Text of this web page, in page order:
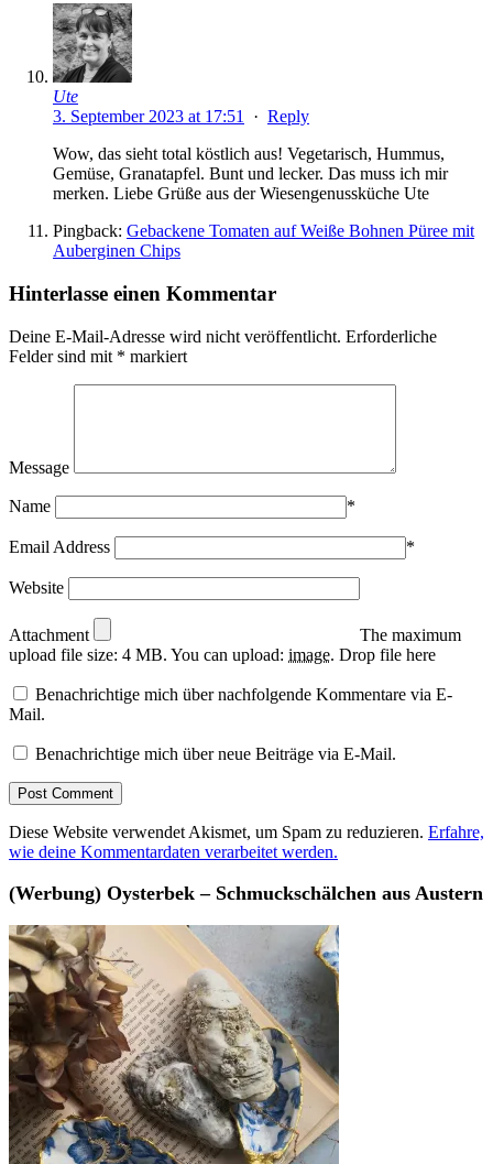
Ute
3. September 2023 at 17:51 · Reply
Wow, das sieht total köstlich aus! Vegetarisch, Hummus,
Gemüse, Granatapfel. Bunt und lecker. Das muss ich mir
merken. Liebe Grüße aus der Wiesengenussküche Ute
Pingback: Gebackene Tomaten auf Weiße Bohnen Püree mit
Auberginen Chips
Hinterlasse einen Kommentar
Deine E-Mail-Adresse wird nicht veröffentlicht. Erforderliche
Felder sind mit * markiert
Message
Name *
Email Address *
Website
Attachment
The maximum
upload file size: 4 MB. You can upload: image. Drop file here
Benachrichtige mich über nachfolgende Kommentare via E-
Mail.
Benachrichtige mich über neue Beiträge via E-Mail.
Diese Website verwendet Akismet, um Spam zu reduzieren. Erfahre,
wie deine Kommentardaten verarbeitet werden.
(Werbung) Oysterbek – Schmuckschälchen aus Austern